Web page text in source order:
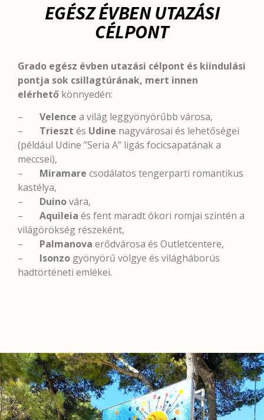
EGÉSZ ÉVBEN UTAZÁSI
CÉLPONT
Grado egész évben utazási célpont és kiindulási
pontja sok csillagtúrának, mert innen
elérhető könnyedén:
– Velence a világ leggyönyörűbb városa,
– Trieszt és Udine nagyvárosai és lehetőségei
(például Udine ”Seria A” ligás focicsapatának a
meccsei),
– Miramare csodálatos tengerparti romantikus
kastélya,
– Duinovára,
– Aquileia és fent maradt ókori romjai szintén a
világörökség részeként,
– Palmanova erődvárosa és Outletcentere,
– Isonzo gyönyörű völgye és világháborús
hadtörténeti emlékei.